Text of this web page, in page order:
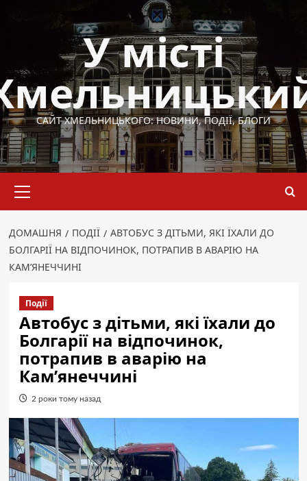
У місті
САЙТ ХМЕЛЬНИЦЬКОГО: НОВИНИ, ПОДІЇ, БЛОГИ
меню
ДОМАШНЯ ПОДІЇ
АВТОБУС З ДІТЬМИ, ЯКІ ЇХАЛИ ДО
БОЛГАРІЇ НА ВІДПОЧИНОК, ПОТРАПИВ В АВАРІЮ НА
КАМ’ЯНЕЧЧИНІ
Події
Автобус з дітьми, які їхали до
Болгарії на відпочинок,
потрапив в аварію на
Кам’янеччині
2 роки тому назад